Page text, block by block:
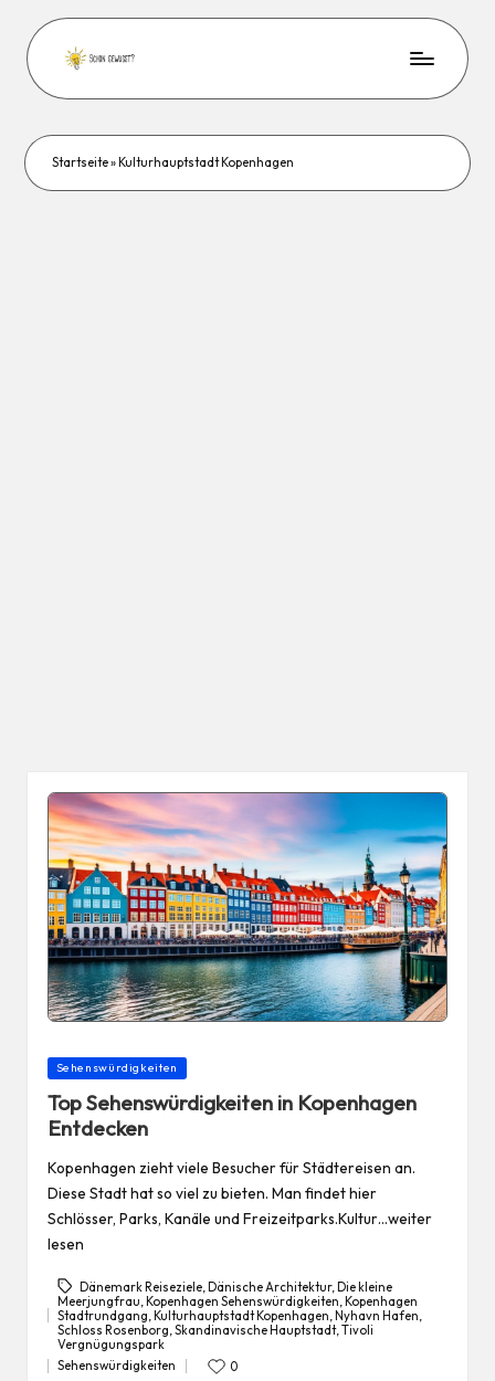
Startseite» Kulturhauptstadt Kopenhagen
Posted
Sehenswürdigkeiten
Top Sehenswürdigkeiten in Kopenhagen
Entdecken
Kopenhagen zieht viele Besucher für Städtereisen an.
Diese Stadt hat so viel zu bieten. Man findet hier
Schlösser, Parks, Kanäle und Freizeitparks.Kultur…weiter
lesen
Tags:
Dänemark Reiseziele, Dänische Architektur, Die kleine
Meerjungfrau Kopenhagen Sehenswürdigkeiten Kopenhagen
Stadtrundgang Kulturhauptstadt Kopenhagen Nyhavn Hafen
Schloss Rosenborg Skandinavische Hauptstadt, Tivoli
Vergnügungspark
Posted
Sehenswürdigkeiten 0